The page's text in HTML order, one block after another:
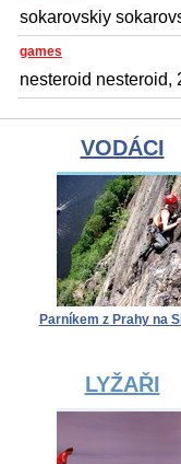
sokarovskiy
games
nesteroid nesteroid,
VODÁCI
Parníkem z Prahy na
LYŽAŘI